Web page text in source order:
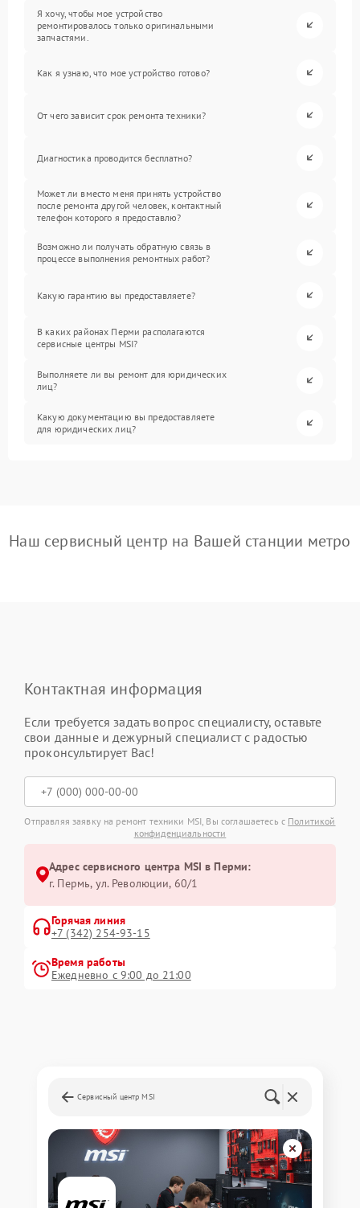
Я хочу, чтобы мое устройство
ремонтировалось только оригинальными
запчастями.
Как я узнаю, что мое устройство готово?
От чего зависит срок ремонта техники?
Диагностика проводится бесплатно?
Может ли вместо меня принять устройство
после ремонта другой человек, контактный
телефон которого я предоставлю?
Возможно ли получать обратную связь в
процессе выполнения ремонтных работ?
Какую гарантию вы предоставляете?
В каких районах Перми располагаются
сервисные центры MSI?
Выполняете ли вы ремонт для юридических
лиц?
Какую документацию вы предоставляете
для юридических лиц?
Наш сервисный центр на Вашей станции метро
Контактная информация
Если требуется задать вопрос специалисту, оставьте
свои данные и дежурный специалист с радостью
проконсультирует Вас!
Отправляя заявку на ремонт техники MSI, Вы соглашаетесь с Политикой
конфиденциальности
Адрес сервисного центра MSI в Перми:
г. Пермь, ул. ​Революции, 60/1
Горячая линия
+7 (342) 254-93-15
Время работы
Ежедневно с 9:00 до 21:00
Сервисный центр MSI